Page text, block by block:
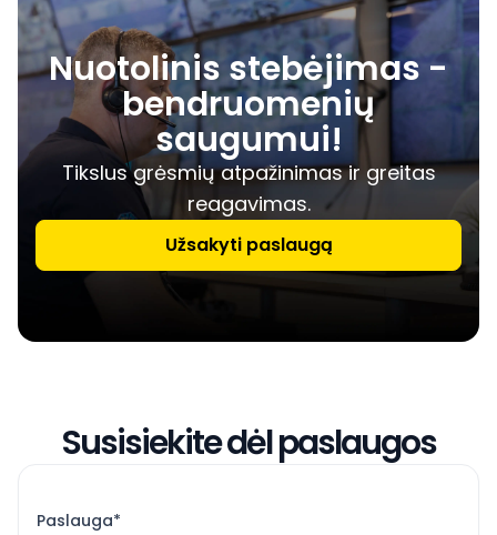
Nuotolinis stebėjimas -
bendruomenių
saugumui!
Tikslus grėsmių atpažinimas ir greitas
reagavimas.
Užsakyti paslaugą
Susisiekite dėl paslaugos
Paslauga*